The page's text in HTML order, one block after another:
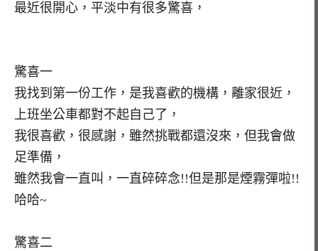
最近很開心，平淡中有很多驚喜，
驚喜一
我找到第一份工作，是我喜歡的機構，離家很近，
上班坐公車都對不起自己了，
我很喜歡，很感謝，雖然挑戰都還沒來，但我會做
足準備，
雖然我會一直叫，一直碎碎念!!但是那是煙霧彈啦!!
哈哈~
驚喜二